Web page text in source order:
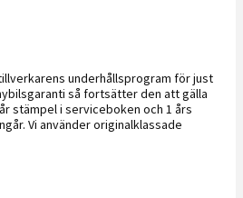
underhållsprogram för just
så fortsätter den att gälla
stämpel i serviceboken och 1 års
Vi använder originalklassade